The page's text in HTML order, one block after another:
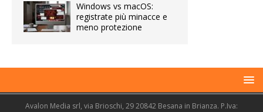
Windows vs macOS:
registrate più minacce e
meno protezione
Avalon Media srl, via Brioschi, 29 20842 Besana in Brianza. P.Iva: